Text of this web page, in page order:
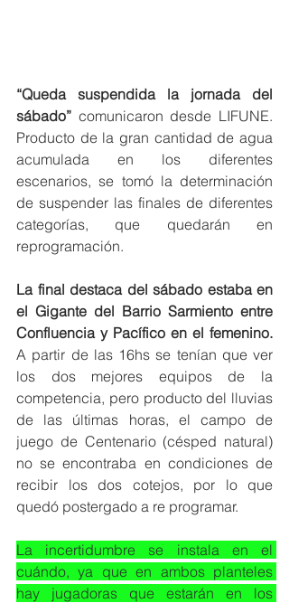
“Queda suspendida la jornada del
sábado” comunicaron desde LIFUNE.
Producto de la gran cantidad de agua
acumulada en los diferentes
escenarios, se tomó la determinación
de suspender las finales de diferentes
categorías, que quedarán en
reprogramación.
La final destaca del sábado estaba en
el Gigante del Barrio Sarmiento entre
Confluencia y Pacífico en el femenino.
A partir de las 16hs se tenían que ver
los dos mejores equipos de la
competencia, pero producto del lluvias
de las últimas horas, el campo de
juego de Centenario (césped natural)
no se encontraba en condiciones de
recibir los dos cotejos, por lo que
quedó postergado a re programar.
La incertidumbre se instala en el
cuándo, ya que en ambos planteles
hay jugadoras que estarán en los